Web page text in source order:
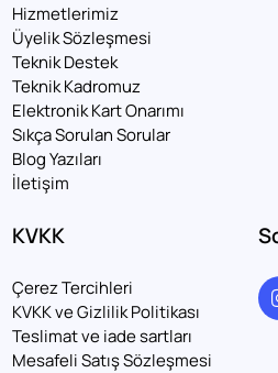
Hizmetlerimiz
Üyelik Sözleşmesi
Teknik Destek
Teknik Kadromuz
Elektronik Kart Onarımı
Sıkça Sorulan Sorular
Blog Yazıları
İletişim
KVKK
Çerez Tercihleri
KVKK ve Gizlilik Politikası
Teslimat ve iade sartları
Mesafeli Satış Sözleşmesi